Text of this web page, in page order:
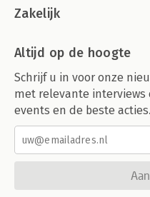
Zakelijk
Altijd op de hoogte
Schrijf u in voor onze
met relevante interviews
events en de beste acties.